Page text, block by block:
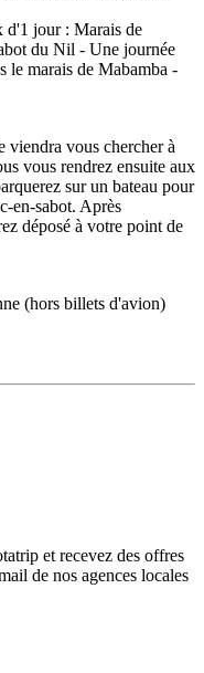
viendra vous chercher à
vous rendrez ensuite aux
sur un bateau pour
en-sabot. Après
déposé à votre point de
(hors billets d'avion)
et recevez des offres
de nos agences locales